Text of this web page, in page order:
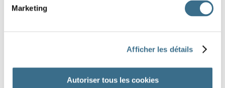
Marketing
Afficher les détails
Autoriser tous les cookies